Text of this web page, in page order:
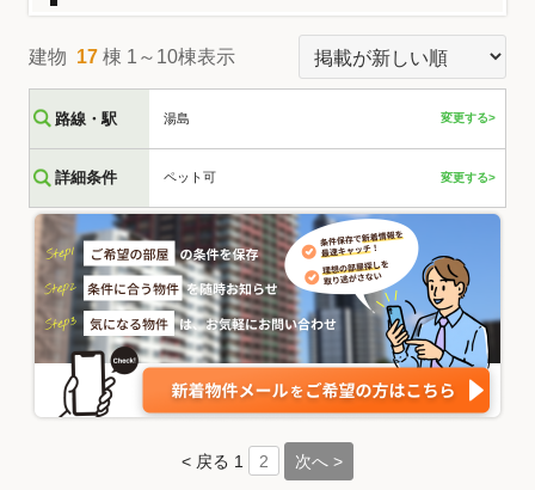
建物 17 棟 1～10棟表示
路線・駅 湯島 変更する>
詳細条件 ペット可 変更する>
< 戻る 1 2 次へ >